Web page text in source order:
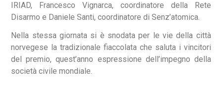
IRIAD, Francesco Vignarca, coordinatore della Rete
Disarmo e Daniele Santi, coordinatore di Senz’atomica.
Nella stessa giornata si è snodata per le vie della città
norvegese la tradizionale fiaccolata che saluta i vincitori
del premio, quest’anno espressione dell’impegno della
società civile mondiale.